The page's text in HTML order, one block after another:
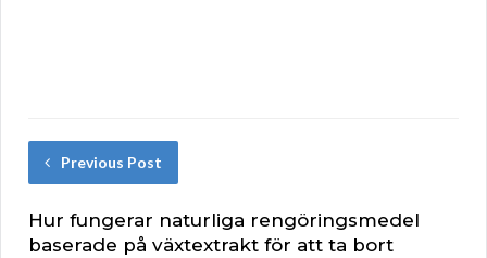
Previous Post
Hur fungerar naturliga rengöringsmedel
baserade på växtextrakt för att ta bort